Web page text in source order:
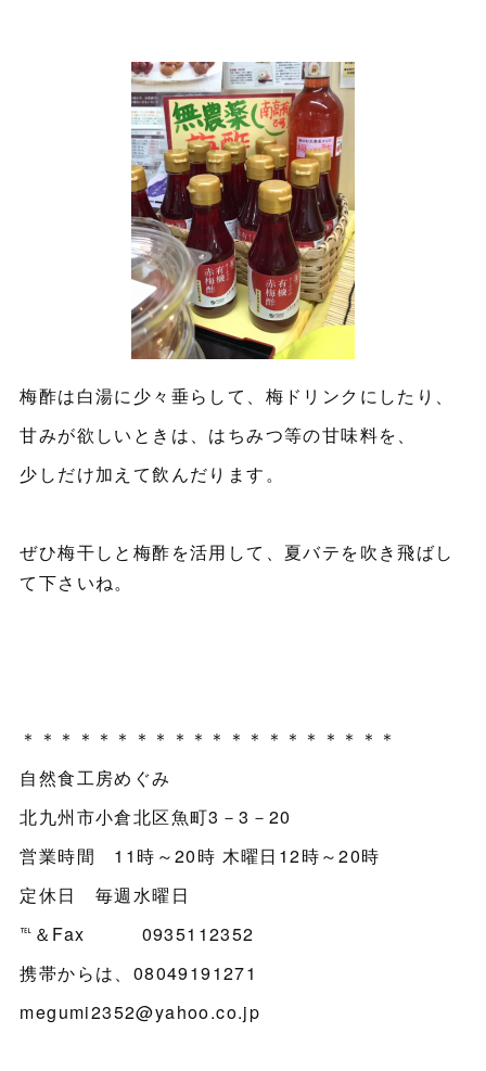
梅酢は白湯に少々垂らして、梅ドリンクにしたり、
甘みが欲しいときは、はちみつ等の甘味料を、
少しだけ加えて飲んだります。
ぜひ梅干しと梅酢を活用して、夏バテを吹き飛ばし
て下さいね。
＊＊＊＊＊＊＊＊＊＊＊＊＊＊＊＊＊＊＊＊
自然食工房めぐみ
北九州市小倉北区魚町3－3－20
営業時間 11時～20時 木曜日12時～20時
定休日 毎週水曜日
℡＆Fax 0935112352
携帯からは、08049191271
megumi2352@yahoo.co.jp